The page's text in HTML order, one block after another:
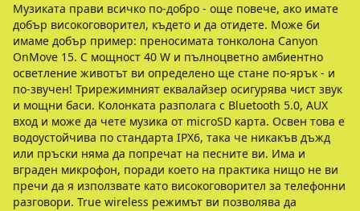
Музиката прави всичко по-добро - още повече, ако имате
добър високоговорител, където и да отидете. Може би
имаме добър пример: преносимата тонколона Canyon
OnMove 15. С мощност 40 W и пълноцветно амбиентно
осветление животът ви определено ще стане по-ярък - и
по-звучен! Трирежимният еквалайзер осигурява чист звук
и мощни баси. Колонката разполага с Bluetooth 5.0, AUX
вход и може да чете музика от microSD карта. Освен това е
водоустойчива по стандарта IPX6, така че никакъв дъжд
или пръски няма да попречат на песните ви. Има и
вграден микрофон, поради което на практика нищо не ви
пречи да я използвате като високоговорител за телефонни
разговори. True wireless режимът ви позволява да